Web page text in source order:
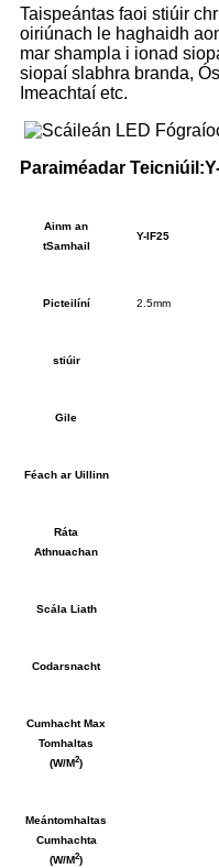
Taispeántas faoi stiúir
oiriúnach le haghaidh
mar shampla i ionad
siopaí slabhra branda,
Imeachtaí etc.
Paraiméadar Teicniúil:Y
Ainm an
tSamhail
Y-IF25
Picteilíní 2.5mm
stiúir
Gile
Féach ar Uillinn
Ráta
Athnuachan
Scála Liath
Codarsnacht
Cumhacht Max
Tomhaltas
(W/M2)
Meántomhaltas
Cumhachta
(W/M2)